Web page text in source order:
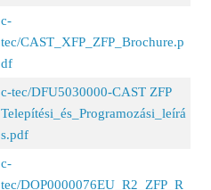
c-
tec/CAST_XFP_ZFP_Brochure.p
df
c-tec/DFU5030000-CAST ZFP
Telepítési_és_Programozási_leírá
s.pdf
c-
tec/DOP0000076EU_R2_ZFP_R